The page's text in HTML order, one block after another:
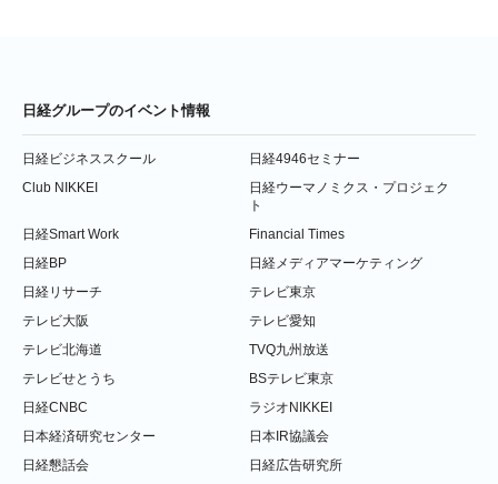
日経グループのイベント情報
日経ビジネススクール
日経4946セミナー
Club NIKKEI
日経ウーマノミクス・プロジェク
ト
日経Smart Work
Financial Times
日経BP
日経メディアマーケティング
日経リサーチ
テレビ東京
テレビ大阪
テレビ愛知
テレビ北海道
TVQ九州放送
テレビせとうち
BSテレビ東京
日経CNBC
ラジオNIKKEI
日本経済研究センター
日本IR協議会
日経懇話会
日経広告研究所